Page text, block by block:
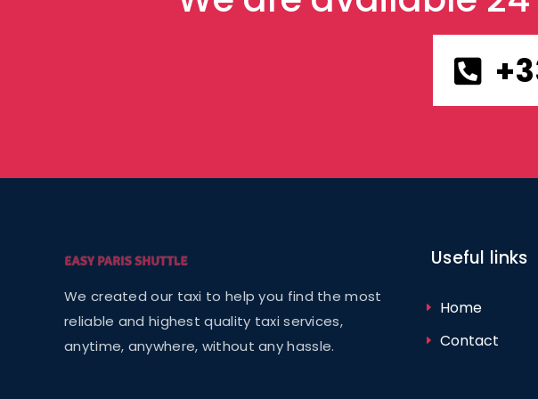
We created our taxi to help you find the most
reliable and highest quality taxi services,
anytime, anywhere, without any hassle.
Useful links
Home
Contact